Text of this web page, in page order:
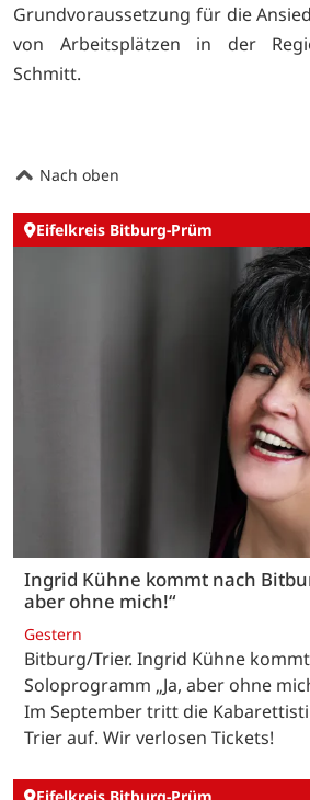
Grundvoraussetzung für die
von Arbeitsplätzen in der
Schmitt.
Nach oben
Eifelkreis Bitburg-Prüm
Ingrid Kühne kommt nach
aber ohne mich!“
Gestern
Bitburg/Trier. Ingrid Kühne
Soloprogramm „Ja, aber ohne
Im September tritt die
Trier auf. Wir verlosen Tickets!